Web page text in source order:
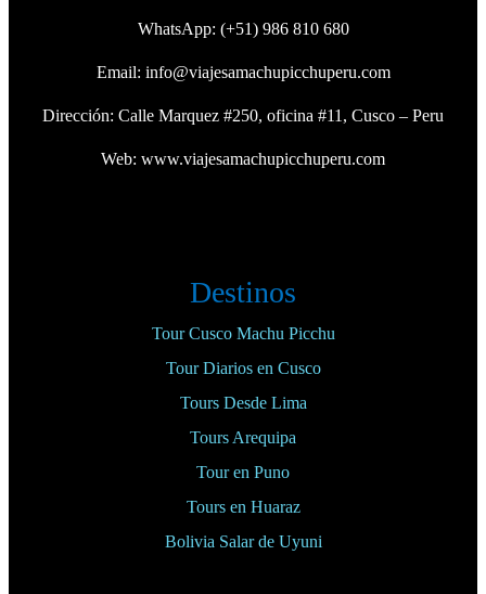
WhatsApp: (+51) 986 810 680
Email: info@viajesamachupicchuperu.com
Dirección: Calle Marquez #250, oficina #11, Cusco – Peru
Web: www.viajesamachupicchuperu.com
Destinos
Tour Cusco Machu Picchu
Tour Diarios en Cusco
Tours Desde Lima
Tours Arequipa
Tour en Puno
Tours en Huaraz
Bolivia Salar de Uyuni